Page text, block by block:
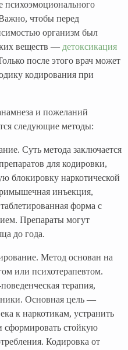
психоэмоционального
чтобы перед
организм был
веществ — детоксикация
после этого врач может
кодирования при
и пожеланий
следующие методы:
Суть метода заключается
для кодировки,
блокировку наркотической
инъекция,
форма с
Препараты могут
до года.
Метод основан на
или психотерапевтом.
терапия,
Основная цель —
к наркотикам, устранить
сформировать стойкую
Кодировка от